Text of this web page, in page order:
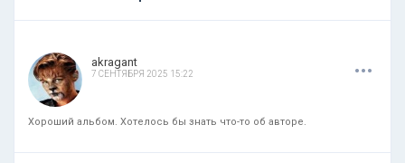
akragant
7 СЕНТЯБРЯ 2025 15:22 ...
Хороший альбом. Хотелось бы знать что-то об авторе.